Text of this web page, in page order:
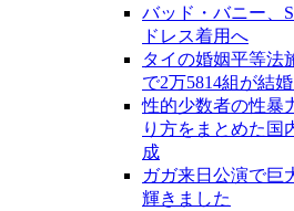
バッド・バニー、
ドレス着用へ
タイの婚姻平等法
で2万5814組が結
性的少数者の性暴
り方をまとめた国
成
ガガ来日公演で巨
輝きました